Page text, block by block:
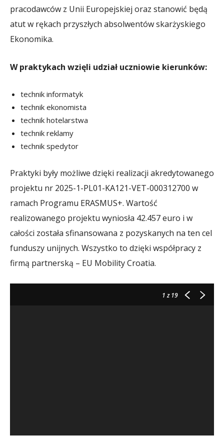
pracodawców z Unii Europejskiej oraz stanowić będą
atut w rękach przyszłych absolwentów skarżyskiego
Ekonomika.
W praktykach wzięli udział uczniowie kierunków:
technik informatyk
technik ekonomista
technik hotelarstwa
technik reklamy
technik spedytor
Praktyki były możliwe dzięki realizacji akredytowanego
projektu nr 2025-1-PL01-KA121-VET-000312700 w
ramach Programu ERASMUS+. Wartość
realizowanego projektu wyniosła 42.457 euro i w
całości została sfinansowana z pozyskanych na ten cel
funduszy unijnych. Wszystko to dzięki współpracy z
firmą partnerską – EU Mobility Croatia.
1z 19